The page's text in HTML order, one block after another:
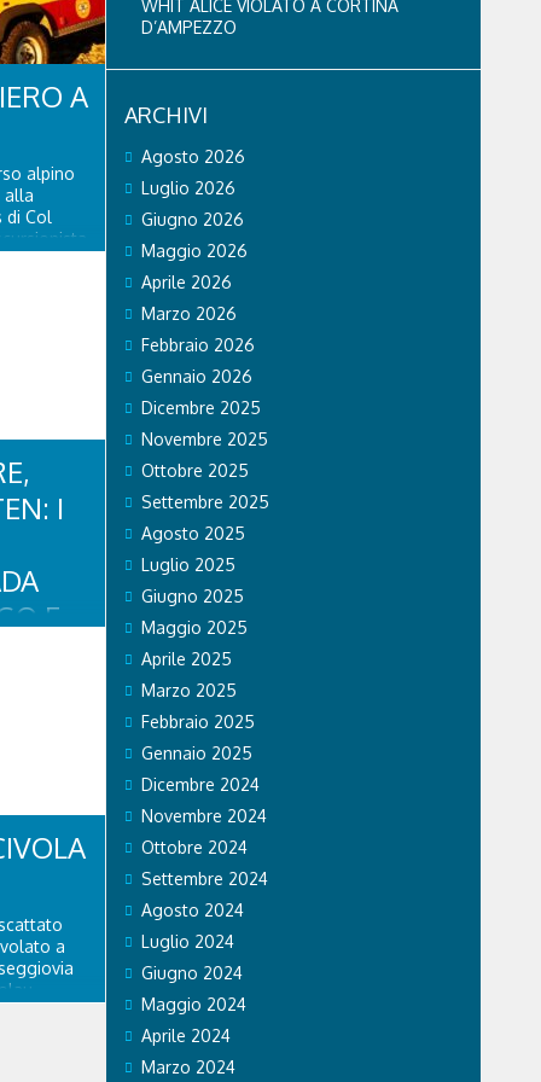
A
alpino
alla
di Col
una
I
E
a
WHIT ALICE VIOLATO A CORTINA
D’AMPEZZO
ARCHIVI
Agosto 2026
Luglio 2026
Giugno 2026
Maggio 2026
Aprile 2026
Marzo 2026
Febbraio 2026
Gennaio 2026
Dicembre 2025
Novembre 2025
Ottobre 2025
Settembre 2025
Agosto 2025
Luglio 2025
Giugno 2025
Maggio 2025
Aprile 2025
Marzo 2025
Febbraio 2025
Gennaio 2025
Dicembre 2024
Novembre 2024
Ottobre 2024
Settembre 2024
Agosto 2024
Luglio 2024
Giugno 2024
Maggio 2024
Aprile 2024
Marzo 2024